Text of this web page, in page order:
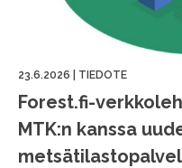
23.6.2026 TIEDOTE
Forest.fi-
MTK:n kanssa